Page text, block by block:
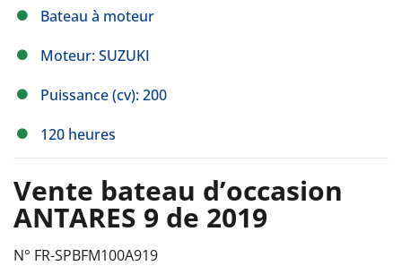
Bateau à moteur
Moteur: SUZUKI
Puissance (cv): 200
120 heures
Vente bateau d’occasion
ANTARES 9 de 2019
N° FR-SPBFM100A919